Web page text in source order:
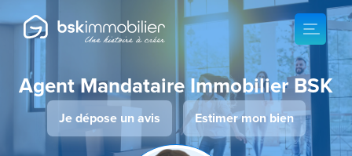
Agent Mandataire Immobilier BSK
Je dépose un avis Estimer mon bien